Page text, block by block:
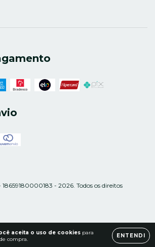
aceita o uso de cookies para
compra.
ENTENDI
- 2026. Todos os direitos